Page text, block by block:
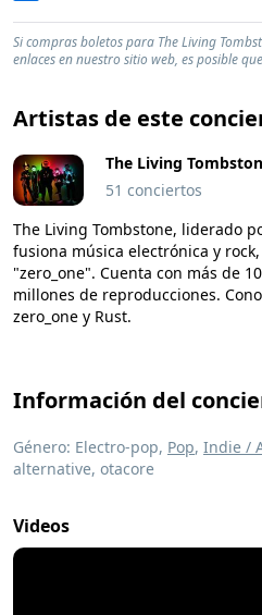
Si compras boletos para The Living
enlaces en nuestro sitio web, es posible
Artistas de este
The Living
51 conciertos
The Living Tombstone, liderado
fusiona música electrónica y
"zero_one". Cuenta con más de
millones de reproducciones.
zero_one y Rust.
Información del
Género: Electro-pop, Pop, Indie /
alternative, otacore
Videos